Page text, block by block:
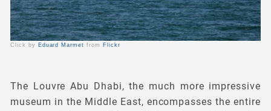
Click by Eduard Marmet from Flickr
The Louvre Abu Dhabi, the much more impressive
museum in the Middle East, encompasses the entire